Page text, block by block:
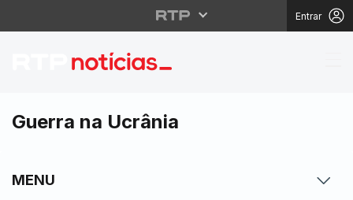
Entrar
Guerra na Ucrânia.
Guerra na Ucrânia
MENU